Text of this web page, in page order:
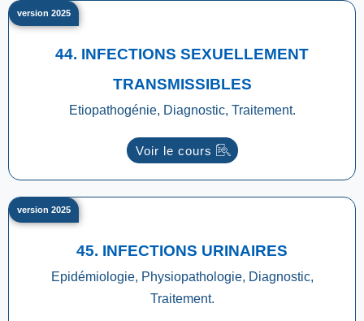
44. INFECTIONS SEXUELLEMENT
TRANSMISSIBLES
Etiopathogénie, Diagnostic, Traitement.
Voir le cours
version 2025
45. INFECTIONS URINAIRES
Epidémiologie, Physiopathologie, Diagnostic,
Traitement.
version 2025